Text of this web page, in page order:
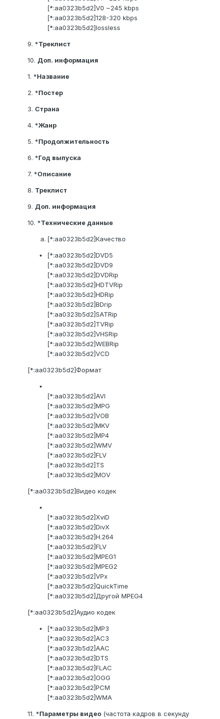
[*:aa0323b5d2]V0 ~245 kbps
[*:aa0323b5d2]128-320 kbps
[*:aa0323b5d2]lossless
9. *Треклист
10. Доп. информация
1. *Название
2. *Постер
3. Страна
4. *Жанр
5. *Продолжительность
6. *Год выпуска
7. *Описание
8. Треклист
9. Доп. информация
10. *Технические данные
[*:aa0323b5d2]Качество
[*:aa0323b5d2]DVD5
[*:aa0323b5d2]DVD9
[*:aa0323b5d2]DVDRip
[*:aa0323b5d2]HDTVRip
[*:aa0323b5d2]HDRip
[*:aa0323b5d2]BDrip
[*:aa0323b5d2]SATRip
[*:aa0323b5d2]TVRip
[*:aa0323b5d2]VHSRip
[*:aa0323b5d2]WEBRip
[*:aa0323b5d2]VCD
[*:aa0323b5d2]Формат
[*:aa0323b5d2]AVI
[*:aa0323b5d2]MPG
[*:aa0323b5d2]VOB
[*:aa0323b5d2]MKV
[*:aa0323b5d2]MP4
[*:aa0323b5d2]WMV
[*:aa0323b5d2]FLV
[*:aa0323b5d2]TS
[*:aa0323b5d2]MOV
[*:aa0323b5d2]Видео кодек
[*:aa0323b5d2]XviD
[*:aa0323b5d2]DivX
[*:aa0323b5d2]H.264
[*:aa0323b5d2]FLV
[*:aa0323b5d2]MPEG1
[*:aa0323b5d2]MPEG2
[*:aa0323b5d2]VPx
[*:aa0323b5d2]QuickTime
[*:aa0323b5d2]Другой MPEG4
[*:aa0323b5d2]Аудио кодек
[*:aa0323b5d2]MP3
[*:aa0323b5d2]AC3
[*:aa0323b5d2]AAC
[*:aa0323b5d2]DTS
[*:aa0323b5d2]FLAC
[*:aa0323b5d2]OGG
[*:aa0323b5d2]PCM
[*:aa0323b5d2]WMA
11. *Параметры видео (частота кадров в секунду